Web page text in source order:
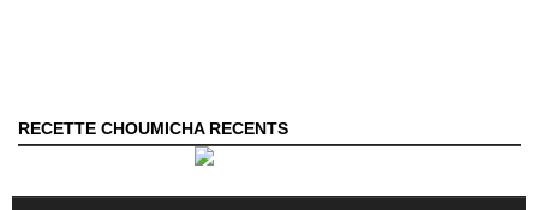
RECETTE CHOUMICHA RECENTS